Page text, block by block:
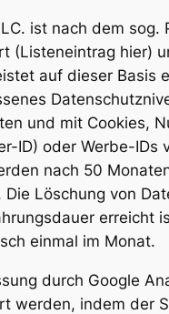
ist nach dem sog.
(Listeneintrag hier)
auf dieser Basis
und mit Cookies,
ID) oder Werbe-IDs
nach 50
Die Löschung von
erreicht
einmal im Monat.
durch Google
werden, indem der